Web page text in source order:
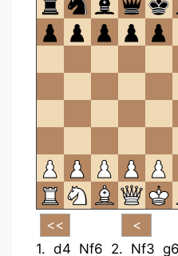
te
1. d4 Nf6 2. Nf3 g6